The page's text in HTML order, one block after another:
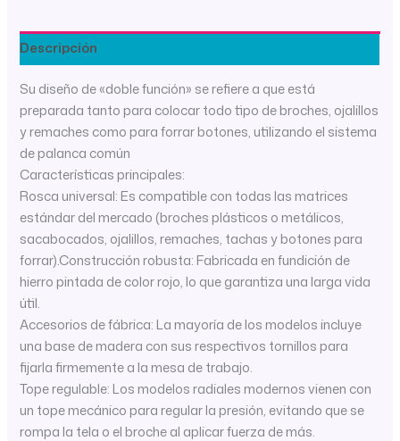
Descripción
Su diseño de «doble función» se refiere a que está
preparada tanto para colocar todo tipo de broches, ojalillos
y remaches como para forrar botones, utilizando el sistema
de palanca común
Características principales:
Rosca universal: Es compatible con todas las matrices
estándar del mercado (broches plásticos o metálicos,
sacabocados, ojalillos, remaches, tachas y botones para
forrar).Construcción robusta: Fabricada en fundición de
hierro pintada de color rojo, lo que garantiza una larga vida
útil.
Accesorios de fábrica: La mayoría de los modelos incluye
una base de madera con sus respectivos tornillos para
fijarla firmemente a la mesa de trabajo.
Tope regulable: Los modelos radiales modernos vienen con
un tope mecánico para regular la presión, evitando que se
rompa la tela o el broche al aplicar fuerza de más.